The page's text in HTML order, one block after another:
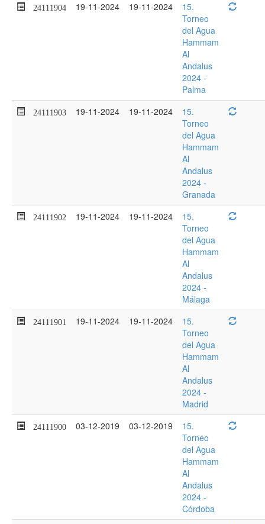
24111904 19-11-2024 19-11-2024
15.
Torneo
del Agua
Hammam
Al
Andalus
2024 -
Palma
24111903 19-11-2024 19-11-2024
15.
Torneo
del Agua
Hammam
Al
Andalus
2024 -
Granada
24111902 19-11-2024 19-11-2024
15.
Torneo
del Agua
Hammam
Al
Andalus
2024 -
Málaga
24111901 19-11-2024 19-11-2024
15.
Torneo
del Agua
Hammam
Al
Andalus
2024 -
Madrid
24111900 03-12-2019 03-12-2019
15.
Torneo
del Agua
Hammam
Al
Andalus
2024 -
Córdoba